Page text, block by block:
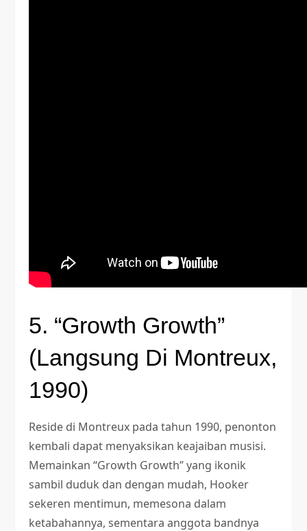
5. “Growth Growth”
(Langsung Di Montreux,
1990)
Reside di Montreux pada tahun 1990, penonton
kembali dapat menyaksikan keajaiban musisi.
Memainkan “Growth Growth” yang ikonik
sambil duduk dan dengan mudah, Hooker
sekeren mentimun, memesona dalam
ketabahannya, sementara anggota bandnya